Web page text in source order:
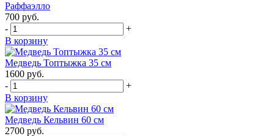
Раффаэлло
700 руб.
-
+
В корзину
Медведь Топтыжка 35 см
1600 руб.
-
+
В корзину
Медведь Кельвин 60 см
2700 руб.